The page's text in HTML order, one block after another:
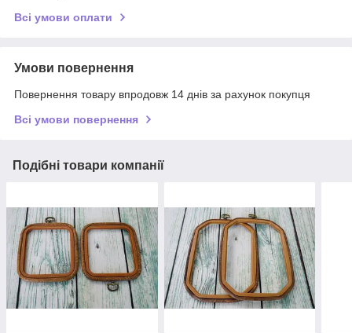
Всі умови оплати
Умови повернення
Повернення товару впродовж 14 днів за рахунок покупця
Всі умови повернення
Подібні товари компанії